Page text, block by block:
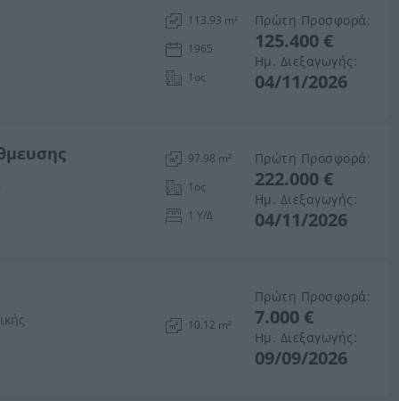
113.93 m²
1965
1ος
Πρώτη Προσφορά:
125.400 €
Ημ. Διεξαγωγής:
04/11/2026
97.98 m²
1ος
1 Υ/Δ
Πρώτη Προσφορά:
222.000 €
Ημ. Διεξαγωγής:
04/11/2026
10.12 m²
Πρώτη Προσφορά:
7.000 €
Ημ. Διεξαγωγής:
09/09/2026